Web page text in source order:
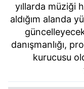
yıllarda müziği
aldığım alanda
danışmanlığı,
kurucusu